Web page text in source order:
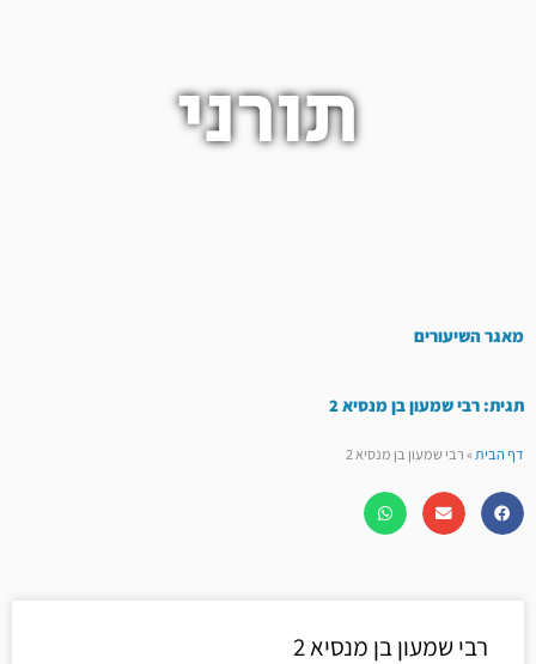
תורני
מאגר השיעורים
תגית: רבי שמעון בן מנסיא 2
דף הבית»רבי שמעון בן מנסיא 2
רבי שמעון בן מנסיא 2